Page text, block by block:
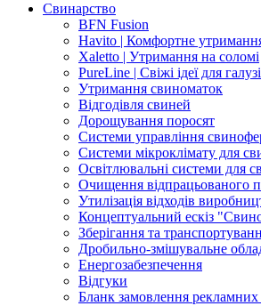
Свинарство
BFN Fusion
Havito | Комфортне
Xaletto | Утримання на соломі
PureLine | Свіжі ідеї для
Утримання свиноматок
Відгодівля свиней
Дорощування поросят
Системи управління
Системи мікроклімату для
Освітлювальні системи для
Очищення відпрацьованого
Утилізація відходів
Концептуальний ескіз
Зберігання та
Дробильно-змішувальне
Енергозабезпечення
Відгуки
Бланк замовлення рекламних